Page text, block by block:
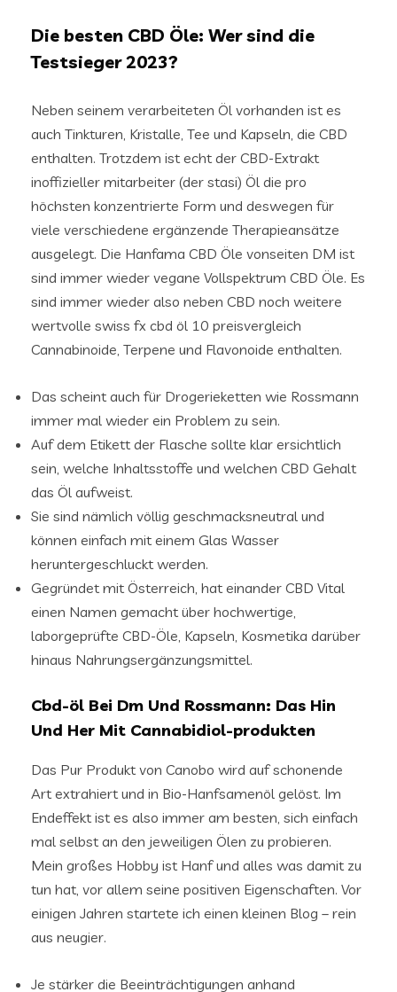
Die besten CBD Öle: Wer sind die
Testsieger 2023?
Neben seinem verarbeiteten Öl vorhanden ist es
auch Tinkturen, Kristalle, Tee und Kapseln, die CBD
enthalten. Trotzdem ist echt der CBD-Extrakt
inoffizieller mitarbeiter (der stasi) Öl die pro
höchsten konzentrierte Form und deswegen für
viele verschiedene ergänzende Therapieansätze
ausgelegt. Die Hanfama CBD Öle vonseiten DM ist
sind immer wieder vegane Vollspektrum CBD Öle. Es
sind immer wieder also neben CBD noch weitere
wertvolle swiss fx cbd öl 10 preisvergleich
Cannabinoide, Terpene und Flavonoide enthalten.
Das scheint auch für Drogerieketten wie Rossmann
immer mal wieder ein Problem zu sein.
Auf dem Etikett der Flasche sollte klar ersichtlich
sein, welche Inhaltsstoffe und welchen CBD Gehalt
das Öl aufweist.
Sie sind nämlich völlig geschmacksneutral und
können einfach mit einem Glas Wasser
heruntergeschluckt werden.
Gegründet mit Österreich, hat einander CBD Vital
einen Namen gemacht über hochwertige,
laborgeprüfte CBD-Öle, Kapseln, Kosmetika darüber
hinaus Nahrungsergänzungsmittel.
Cbd-öl Bei Dm Und Rossmann: Das Hin
Und Her Mit Cannabidiol-produkten
Das Pur Produkt von Canobo wird auf schonende
Art extrahiert und in Bio-Hanfsamenöl gelöst. Im
Endeffekt ist es also immer am besten, sich einfach
mal selbst an den jeweiligen Ölen zu probieren.
Mein großes Hobby ist Hanf und alles was damit zu
tun hat, vor allem seine positiven Eigenschaften. Vor
einigen Jahren startete ich einen kleinen Blog – rein
aus neugier.
Je stärker die Beeinträchtigungen anhand